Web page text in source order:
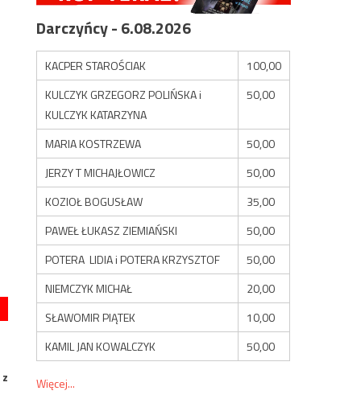
Darczyńcy - 6.08.2026
KACPER STAROŚCIAK
100,00
KULCZYK GRZEGORZ POLIŃSKA i
KULCZYK KATARZYNA
50,00
MARIA KOSTRZEWA
50,00
JERZY T MICHAJŁOWICZ
50,00
KOZIOŁ BOGUSŁAW
35,00
PAWEŁ ŁUKASZ ZIEMIAŃSKI
50,00
POTERA LIDIA i POTERA KRZYSZTOF
50,00
NIEMCZYK MICHAŁ
20,00
SŁAWOMIR PIĄTEK
10,00
KAMIL JAN KOWALCZYK
50,00
Więcej...